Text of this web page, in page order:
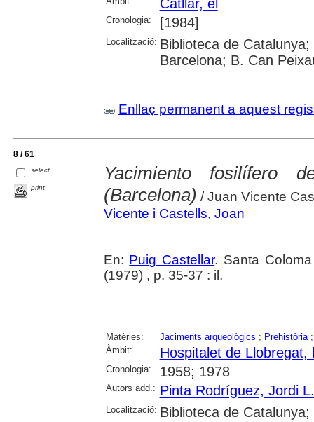
Catllar, el
Cronologia: [1984]
Localització: Biblioteca de
Barcelona; B. Can
Enllaç permanent a aquest
8 / 61
select
print
Yacimiento fosilífero
(Barcelona) / Juan Vicente
Vicente i Castells, Joan
En: Puig Castellar. Santa
(1979) , p. 35-37 : il.
Matèries: Jaciments arqueològics ; Prehistòria
Àmbit:
Hospitalet de Llobregat,
Cronologia: 1958; 1978
Autors add.: Pinta Rodríguez, Jordi
Localització: Biblioteca de